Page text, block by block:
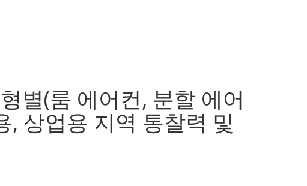
별(룸 에어컨, 분할 에어
, 상업용 지역 통찰력 및